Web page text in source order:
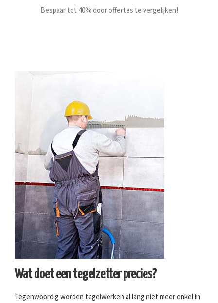
Bespaar tot 40% door offertes te vergelijken!
Wat doet een tegelzetter precies?
Tegenwoordig worden tegelwerken al lang niet meer enkel in